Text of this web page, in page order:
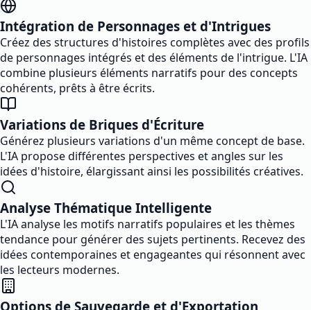
Intégration de Personnages et d'Intrigues
Créez des structures d'histoires complètes avec des profils
de personnages intégrés et des éléments de l'intrigue. L'IA
combine plusieurs éléments narratifs pour des concepts
cohérents, prêts à être écrits.
Variations de Briques d'Écriture
Générez plusieurs variations d'un même concept de base.
L'IA propose différentes perspectives et angles sur les
idées d'histoire, élargissant ainsi les possibilités créatives.
Analyse Thématique Intelligente
L'IA analyse les motifs narratifs populaires et les thèmes
tendance pour générer des sujets pertinents. Recevez des
idées contemporaines et engageantes qui résonnent avec
les lecteurs modernes.
Options de Sauvegarde et d'Exportation